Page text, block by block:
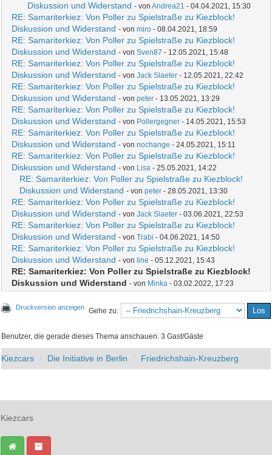
Diskussion und Widerstand - vonAndrea21 - 04.04.2021, 15:30
RE: Samariterkiez: Von Poller zu Spielstraße zu Kiezblock!
Diskussion und Widerstand - vonmiro - 08.04.2021, 18:59
RE: Samariterkiez: Von Poller zu Spielstraße zu Kiezblock!
Diskussion und Widerstand - vonSven87 - 12.05.2021, 15:48
RE: Samariterkiez: Von Poller zu Spielstraße zu Kiezblock!
Diskussion und Widerstand - vonJack Slaeter - 12.05.2021, 22:42
RE: Samariterkiez: Von Poller zu Spielstraße zu Kiezblock!
Diskussion und Widerstand - vonpeter - 13.05.2021, 13:29
RE: Samariterkiez: Von Poller zu Spielstraße zu Kiezblock!
Diskussion und Widerstand - von Pollergegner - 14.05.2021, 15:53
RE: Samariterkiez: Von Poller zu Spielstraße zu Kiezblock!
Diskussion und Widerstand - vonnochange - 24.05.2021, 15:11
RE: Samariterkiez: Von Poller zu Spielstraße zu Kiezblock!
Diskussion und Widerstand - von Lisa - 25.05.2021, 14:22
RE: Samariterkiez: Von Poller zu Spielstraße zu Kiezblock!
Diskussion und Widerstand - vonpeter - 28.05.2021, 13:30
RE: Samariterkiez: Von Poller zu Spielstraße zu Kiezblock!
Diskussion und Widerstand - vonJack Slaeter - 03.06.2021, 22:53
RE: Samariterkiez: Von Poller zu Spielstraße zu Kiezblock!
Diskussion und Widerstand - vonTrabi - 04.06.2021, 14:50
RE: Samariterkiez: Von Poller zu Spielstraße zu Kiezblock!
Diskussion und Widerstand - von line - 05.12.2021, 15:43
RE: Samariterkiez: Von Poller zu Spielstraße zu Kiezblock!
Diskussion und Widerstand - von Minka - 03.02.2022, 17:23
Druckversion anzeigen Gehe zu:
Benutzer, die gerade dieses Thema anschauen: 3 Gast/Gäste
Kiezcars Die Initiative in Berlin Friedrichshain-Kreuzberg
Kiezcars